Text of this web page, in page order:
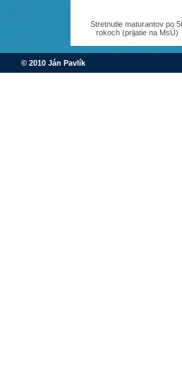
Stretnutie maturantov po
rokoch (prijatie na MsÚ)
© 2010 Ján Pavlík